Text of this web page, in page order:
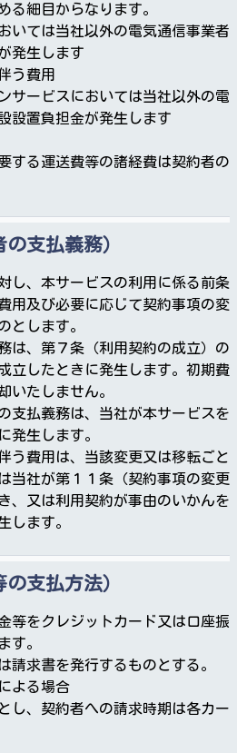
る細目からなります。
いては当社以外の電気通信事業者
発生します
う費用
サービスにおいては当社以外の電
設置負担金が発生します
する運送費等の諸経費は契約者の
支払義務）
し、本サービスの利用に係る前条
用及び必要に応じて契約事項の変
とします。
は、第７条（利用契約の成立）の
立したときに発生します。初期費
いたしません。
支払義務は、当社が本サービスを
発生します。
う費用は、当該変更又は移転ごと
当社が第１１条（契約事項の変更
、又は利用契約が事由のいかんを
します。
支払方法）
等をクレジットカード又は口座振
す。
請求書を発行するものとする。
よる場合
し、契約者への請求時期は各カー